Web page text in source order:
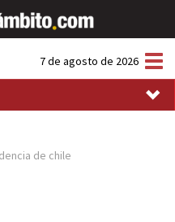
7 de agosto de 2026
de chile